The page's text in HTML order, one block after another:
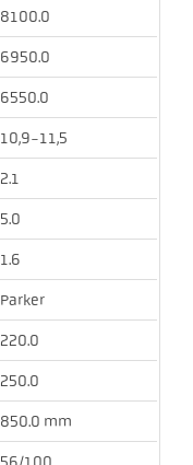
8100.0
6950.0
6550.0
10,9-11,5
2.1
5.0
1.6
Parker
220.0
250.0
850.0 mm